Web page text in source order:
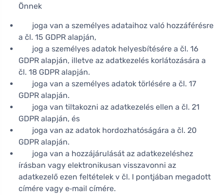
Önnek
joga van a személyes adataihoz való hozzáférésre
a čl. 15 GDPR alapján,
jog a személyes adatok helyesbítésére a čl. 16
GDPR alapján, illetve az adatkezelés korlátozására a
čl. 18 GDPR alapján.
joga van a személyes adatok törlésére a čl. 17
GDPR alapján.
joga van tiltakozni az adatkezelés ellen a čl. 21
GDPR alapján, és
joga van az adatok hordozhatóságára a čl. 20
GDPR alapján.
joga van a hozzájárulását az adatkezeléshez
írásban vagy elektronikusan visszavonni az
adatkezelő ezen feltételek v čl. I pontjában megadott
címére vagy e‑mail címére.